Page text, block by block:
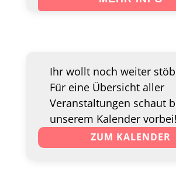
Ihr wollt noch weiter
Für eine Übersicht aller
Veranstaltungen schaut
unserem Kalender vorbei!
ZUM KALENDER